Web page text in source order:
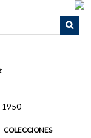
COLECCIONES